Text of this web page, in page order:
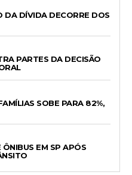
DA DÍVIDA DECORRE DOS
PARTES DA DECISÃO
SOBE PARA 82%,
EM SP APÓS